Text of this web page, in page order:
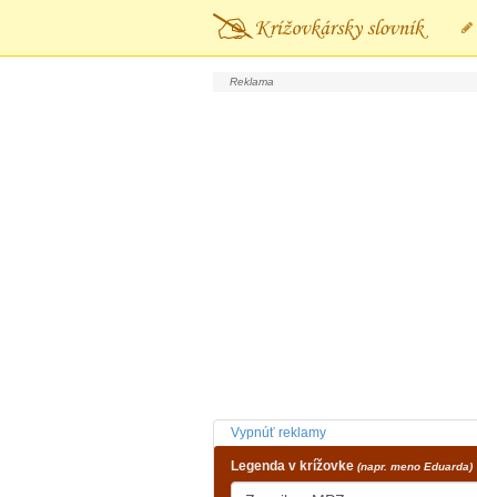
Vypnúť reklamy
Legenda v krížovke (napr. meno Eduarda)